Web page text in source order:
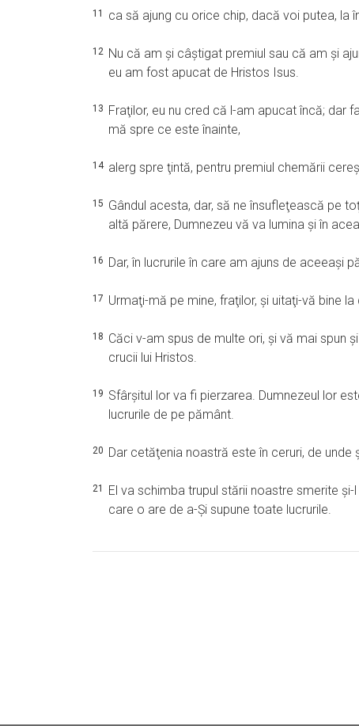
11 ca să ajung cu orice chip, dacă voi putea, la
12 Nu că am şi câştigat premiul sau că am şi
eu am fost apucat de Hristos Isus.
13 Fraţilor, eu nu cred că l-am apucat încă; dar
mă spre ce este înainte,
14 alerg spre ţintă, pentru premiul chemării
15 Gândul acesta, dar, să ne însufleţească pe
altă părere, Dumnezeu vă va lumina şi în
16 Dar, în lucrurile în care am ajuns de aceeaşi
17 Urmaţi-mă pe mine, fraţilor, şi uitaţi-vă bine
18 Căci v-am spus de multe ori, şi vă mai spun
crucii lui Hristos.
19 Sfârşitul lor va fi pierzarea. Dumnezeul lor
lucrurile de pe pământ.
20 Dar cetăţenia noastră este în ceruri, de
21 El va schimba trupul stării noastre smerite
care o are de a-Şi supune toate lucrurile.